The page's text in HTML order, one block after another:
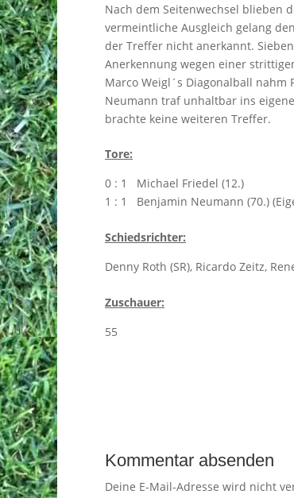
Nach dem Seitenwechsel blieben
vermeintliche Ausgleich gelang
der Treffer nicht anerkannt.
Anerkennung wegen einer
Marco Weigl´s Diagonalball nahm
Neumann traf unhaltbar ins
brachte keine weiteren Treffer.
Tore:
0 : 1 Michael Friedel (12.)
1 : 1 Benjamin Neumann (70.)
Schiedsrichter:
Denny Roth (SR), Ricardo Zeitz,
Zuschauer:
55
Kommentar absenden
Deine E-Mail-Adresse wird nicht